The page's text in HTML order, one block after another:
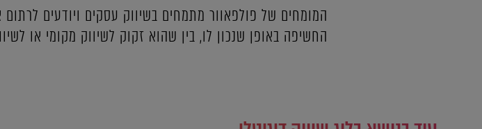
המומחים של פולפאוור מתמחים בשיווק עסקים ויודעים
החשיפה באופן שנכון לו, בין שהוא זקוק לשיווק מקומי או